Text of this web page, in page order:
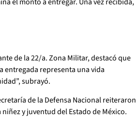
de la 22/a. Zona Militar, destacó que
entregada representa una vida
subrayó.
de la Defensa Nacional reiteraron
y juventud del Estado de México.